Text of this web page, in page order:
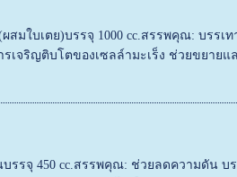
มใบเตย)บรรจุ 1000 cc.สรรพคุณ: บรรเท
เจริญติบโตของเซลล์ามะเร็ง ช่วยขยายแ
รรจุ 450 cc.สรรพคุณ: ช่วยลดความดัน บร